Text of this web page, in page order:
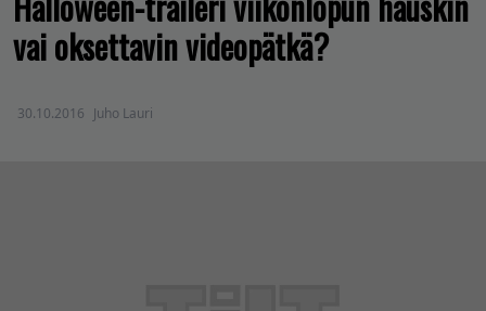
vai oksettavin videopätkä?
30.10.2016 Juho Lauri